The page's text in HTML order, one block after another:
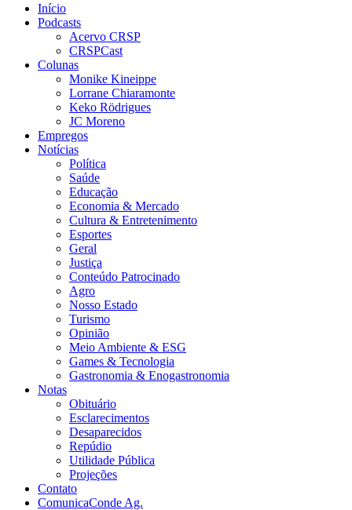
Início
Podcasts
Acervo CRSP
CRSPCast
Colunas
Monike Kineippe
Lorrane Chiaramonte
Keko Rödrigues
JC Moreno
Empregos
Notícias
Política
Saúde
Educação
Economia & Mercado
Cultura & Entretenimento
Esportes
Geral
Justiça
Conteúdo Patrocinado
Agro
Nosso Estado
Turismo
Opinião
Meio Ambiente & ESG
Games & Tecnologia
Gastronomia & Enogastronomia
Notas
Obituário
Esclarecimentos
Desaparecidos
Repúdio
Utilidade Pública
Projeções
Contato
ComunicaConde Ag.